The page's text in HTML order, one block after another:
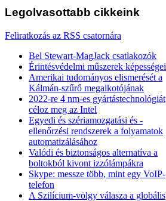
Legolvasottabb cikkeink
Feliratkozás az RSS csatornára
Bel Stewart-MagJack csatlakozók
Érintésvédelmi műszerek képességei
Amerikai tudományos elismerését a
Kálmán-szűrő megalkotójának
2022-re 4 nm-es gyártástechnológiát
céloz meg az Intel
Egyedi és szériamozgatási és -
ellenőrzési rendszerek a folyamatok
automatizálásához
Valódi és biztonságos alternatíva a
boltokból kivont izzólámpákra
Skype: messze több, mint egy VoIP-
telefon
A Szilícium-völgy válasza a globális